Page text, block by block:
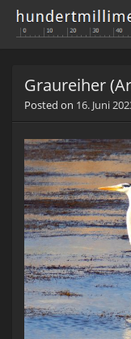
Graureiher
Posted on 16. Juni